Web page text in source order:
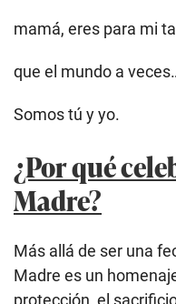
mamá, eres para mi
que el mundo a
Somos tú y yo.
¿Por qué
Madre?
Más allá de ser una
Madre es un
protección, el